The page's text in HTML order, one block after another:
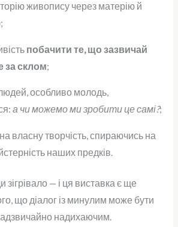
живопису через матерію й
побачити те, що зазвичай
за склом;
особливо молодь,
а чи можемо ми зробити це самі?;
власну творчість, спираючись на
наших предків.
— і ця виставка є ще
що діалог із минулим може бути
надихаючим.